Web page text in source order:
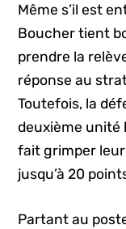
Même s’il est
Boucher tient
prendre la
réponse au
Toutefois, la
deuxième unité
fait grimper
jusqu’à 20
Partant au